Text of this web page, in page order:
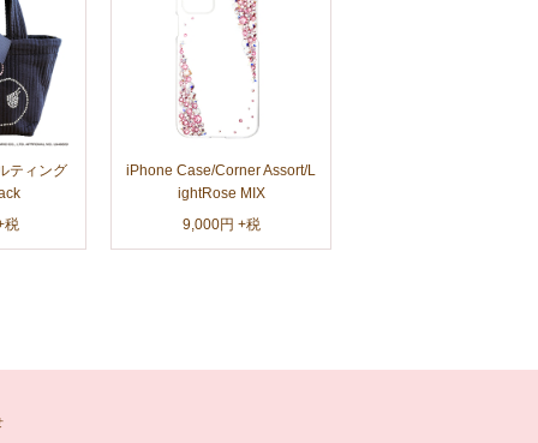
ティング
税
iPhone Case/Corner Assort/L
ightRose MIX
9,000円 +税